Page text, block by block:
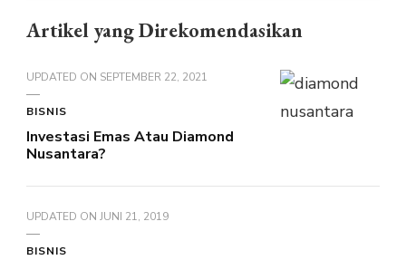
Artikel yang Direkomendasikan
UPDATED ON SEPTEMBER 22, 2021
BISNIS
Investasi Emas Atau Diamond
Nusantara?
UPDATED ON JUNI 21, 2019
BISNIS